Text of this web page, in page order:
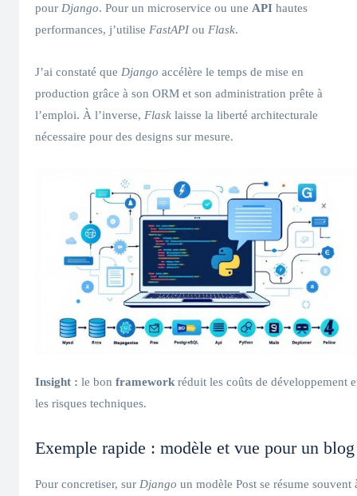
pour Django. Pour un microservice ou une API hautes
performances, j’utilise FastAPIou Flask.
J’ai constaté que Django accélère le temps de mise en
production grâce à son ORM et son administration prête à
l’emploi. À l’inverse, Flask laisse la liberté architecturale
nécessaire pour des designs sur mesure.
Insight : le bon framework réduit les coûts de développement
les risques techniques.
Exemple rapide : modèle et vue pour un blog
Pour concretiser, sur Django un modèle Post se résume souvent